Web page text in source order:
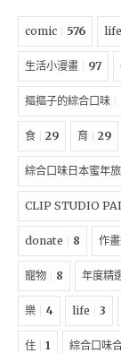
comic 576 life
生活小漫畫 97
摳摳子的綜合口味
食 29 育 29
綜合口味日本蜜年
CLIP STUDIO
donate 8 作
寵物 8 年度精
樂 4 life 3
住 1 綜合口味